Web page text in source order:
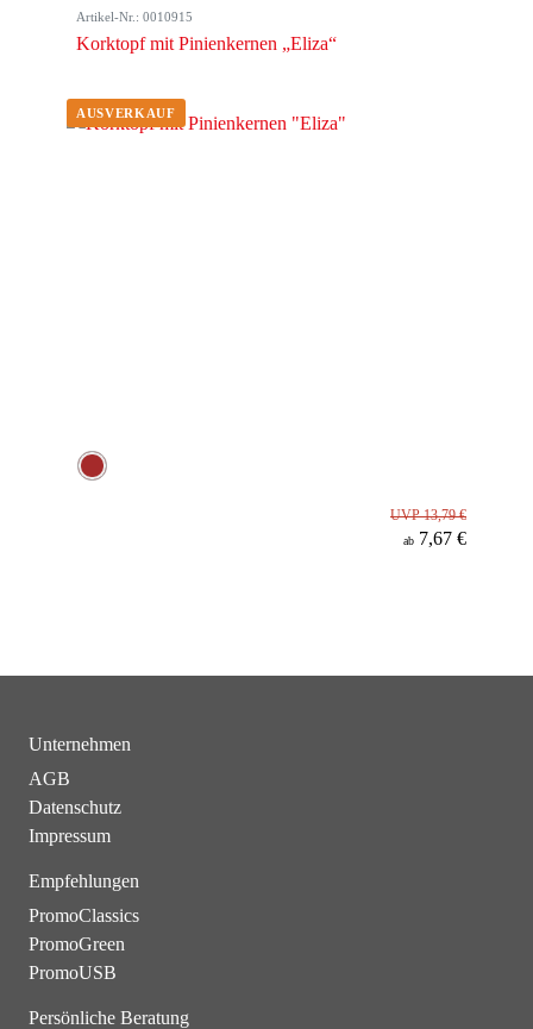
Artikel-Nr.: 0010915
Korktopf mit Pinienkernen „Eliza“
UVP 13,79 €
ab 7,67 €
Unternehmen
AGB
Datenschutz
Impressum
Empfehlungen
PromoClassics
PromoGreen
PromoUSB
Persönliche Beratung